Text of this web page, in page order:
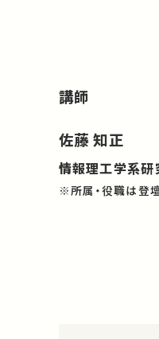
講師
佐藤 知正
情報理工学系研
※所属・役職は登